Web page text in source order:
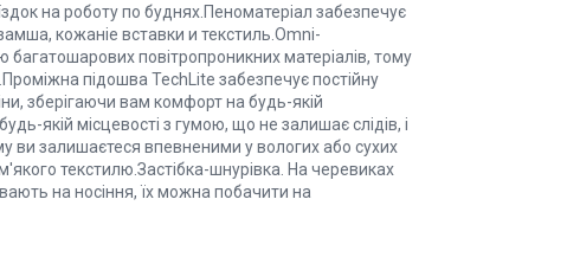
на роботу по буднях.Пеноматеріал забезпечує
кожаніе вставки и текстиль.Omni-
повітропроникних матеріалів, тому
підошва TechLite забезпечує постійну
зберігаючи вам комфорт на будь-якій
якій місцевості з гумою, що не залишає слідів, і
ви залишаєтеся впевненими у вологих або сухих
текстилю.Застібка-шнурівка. На черевиках
на носіння, їх можна побачити на